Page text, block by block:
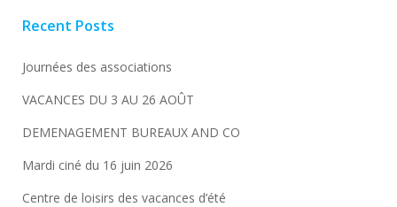
Recent Posts
Journées des associations
VACANCES DU 3 AU 26 AOÛT
DEMENAGEMENT BUREAUX AND CO
Mardi ciné du 16 juin 2026
Centre de loisirs des vacances d’été